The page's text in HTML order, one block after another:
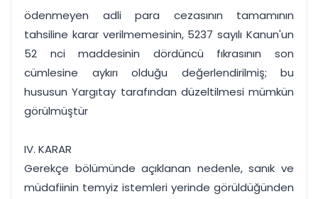
ödenmeyen adli para cezasının tamamının
tahsiline karar verilmemesinin, 5237 sayılı Kanun'un
52 nci maddesinin dördüncü fıkrasının son
cümlesine aykırı olduğu değerlendirilmiş; bu
hususun Yargıtay tarafından düzeltilmesi mümkün
görülmüştür
IV. KARAR
Gerekçe bölümünde açıklanan nedenle, sanık ve
müdafiinin temyiz istemleri yerinde görüldüğünden